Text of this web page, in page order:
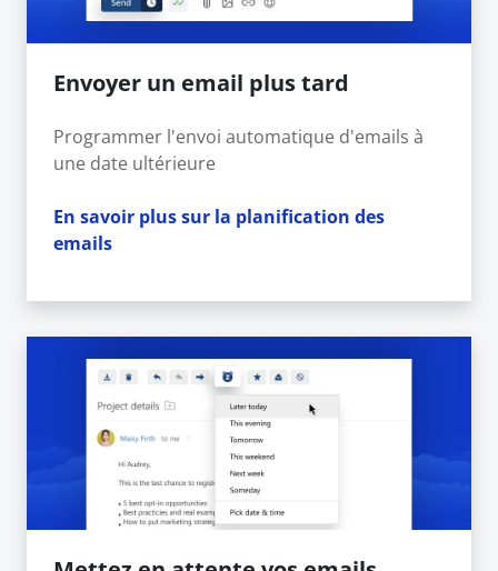
Envoyer un email plus tard
Programmer l'envoi automatique d'emails à
une date ultérieure
En savoir plus sur la planification des
emails